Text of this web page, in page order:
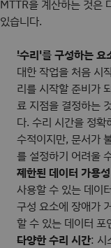
MTTR을 계산하는 것은
있습니다.
'수리'를 구성하는 요
대한 작업을 처음 시
리를 시작할 준비가
료 지점을 결정하는
다. 수리 시간을 정
수적이지만, 문서가
를 설정하기 어려울
제한된 데이터 가용성
사용할 수 있는 데이
구성 요소에 장애가
할 수 있는 데이터 포
다양한 수리 시간: 시